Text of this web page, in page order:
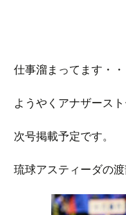
仕事溜まってます・・
ようやくアナザース
次号掲載予定です。
琉球アスティーダの